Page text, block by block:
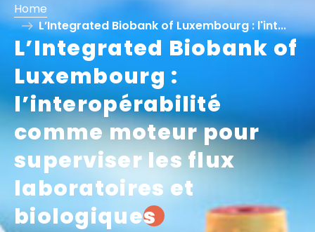
Home
L’Integrated Biobank of Luxembourg : l'int...
L’Integrated Biobank of
Luxembourg :
l’interopérabilité
comme moteur pour
superviser les flux
laboratoires et
biologiques